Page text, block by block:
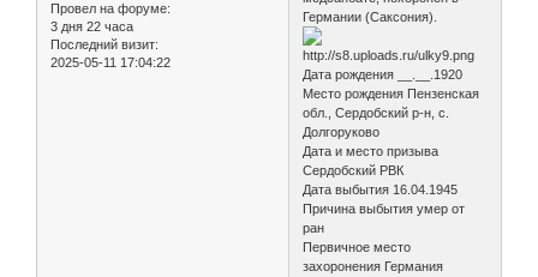
Провел на форуме:
3 дня 22 часа
Последний визит:
2025-05-11 17:04:22
Германии (Саксония).
Дата рождения __.__.1920
Место рождения Пензенская
обл., Сердобский р-н, с.
Долгоруково
Дата и место призыва
Сердобский РВК
Дата выбытия 16.04.1945
Причина выбытия умер от
ран
Первичное место
захоронения Германия